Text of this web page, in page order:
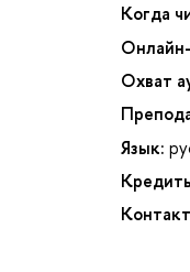
Когда
Охват
Язык: